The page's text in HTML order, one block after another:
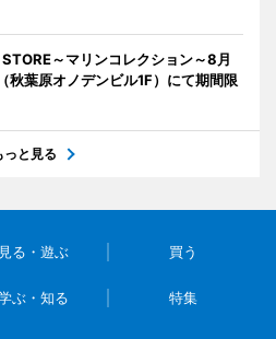
STORE～マリンコレクション～8月
秋葉原オノデンビル1F）にて期間限
っと見る
見る・遊ぶ 買う
ぶ・知る 特集